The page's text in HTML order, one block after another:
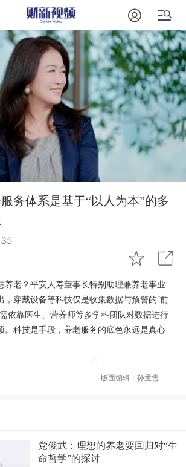
务体系是基于“以人为本”的多
养老？平安人寿董事长特别助理兼养老事业
，穿戴设备等科技仅是收集数据与预警的“前
依靠医生、营养师等多学科团队对数据进行
。科技是手段，养老服务的底色永远是真心
版面编辑：孙孟雪
党俊武：理想的养老要回归对“生
命哲学”的探讨